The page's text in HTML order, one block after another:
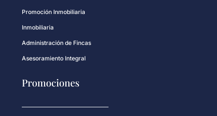
Promoción Inmobiliaria
Inmobiliaria
Administración de Fincas
Asesoramiento Integral
Promociones